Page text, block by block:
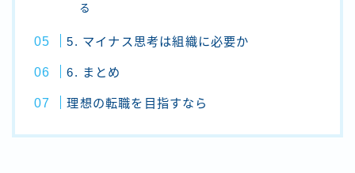
る
5. マイナス思考は組織に必要か
6. まとめ
理想の転職を目指すなら